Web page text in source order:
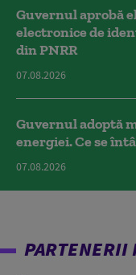
Guvernul aprobă
electronice de
din PNRR
07.08.2026
Guvernul adoptă
energiei. Ce se
07.08.2026
PARTENERII